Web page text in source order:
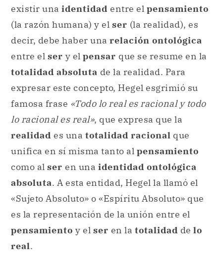
existir una identidad entre el pensamiento
(la razón humana) y el ser (la realidad), es
decir, debe haber una relación ontológica
entre el ser y el pensar que se resume en la
totalidad absoluta de la realidad. Para
expresar este concepto, Hegel esgrimió su
famosa frase «Todo lo real es racional y todo
lo racional es real», que expresa que la
realidad es una totalidad racional que
unifica en sí misma tanto al pensamiento
como al ser en una identidad ontológica
absoluta. A esta entidad, Hegel la llamó el
«Sujeto Absoluto» o «Espíritu Absoluto» que
es la representación de la unión entre el
pensamiento y el ser en la totalidad de lo
real.